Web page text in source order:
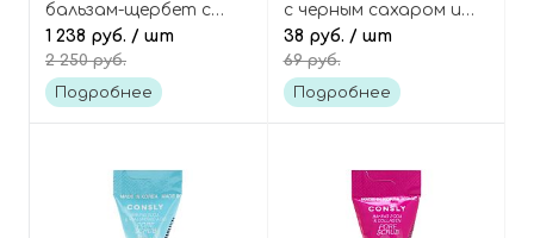
бальзам-щербет с
коллагеном и LHA-
кислотой, Collagen
Camellia LHA
1 238 руб. / шт
2 250 руб.
Подробнее
с черным сахаром и
грецким орехом
(пирамидка), Mini To Go
Black Sugar & Walnut
38 руб. / шт
69 руб.
Подробнее